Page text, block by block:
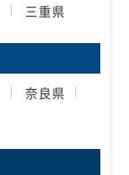
三重県
奈良県